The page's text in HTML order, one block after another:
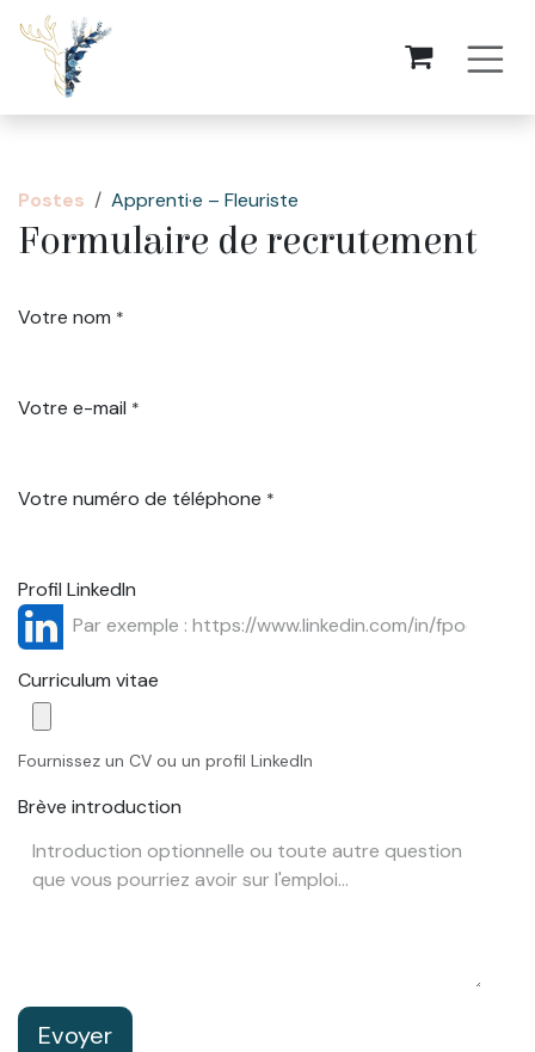
Se rendre au contenu
Postes Apprenti·e – Fleuriste
Formulaire de recrutement
Votre nom *
Votre e-mail *
Votre numéro de téléphone *
Profil LinkedIn
Curriculum vitae
Fournissez un CV ou un profil LinkedIn
Brève introduction
Evoyer